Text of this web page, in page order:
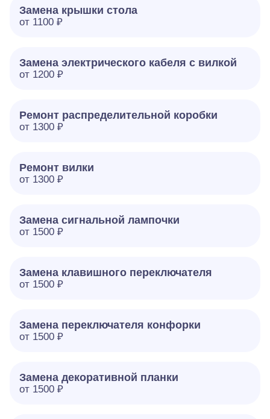
Замена крышки стола
от 1100 ₽
Замена электрического кабеля с вилкой
от 1200 ₽
Ремонт распределительной коробки
от 1300 ₽
Ремонт вилки
от 1300 ₽
Замена сигнальной лампочки
от 1500 ₽
Замена клавишного переключателя
от 1500 ₽
Замена переключателя конфорки
от 1500 ₽
Замена декоративной планки
от 1500 ₽